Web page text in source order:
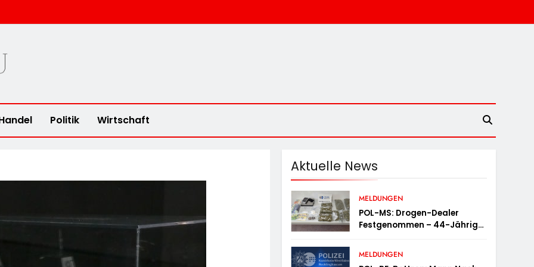
Politik Wirtschaft
Aktuelle News
MELDUNGEN
POL-MS: Drogen-Dealer
Festgenommen – 44-Jähriger
MELDUNGEN